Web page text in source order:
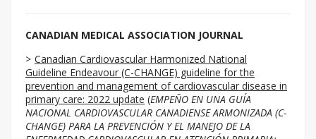
CANADIAN MEDICAL ASSOCIATION JOURNAL
Canadian Cardiovascular Harmonized National
Guideline Endeavour (C-CHANGE) guideline for the
prevention and management of cardiovascular disease in
primary care: 2022 update (EMPEÑO EN UNA GUÍA
NACIONAL CARDIOVASCULAR CANADIENSE ARMONIZADA (C-
CHANGE) PARA LA PREVENCIÓN Y EL MANEJO DE LA